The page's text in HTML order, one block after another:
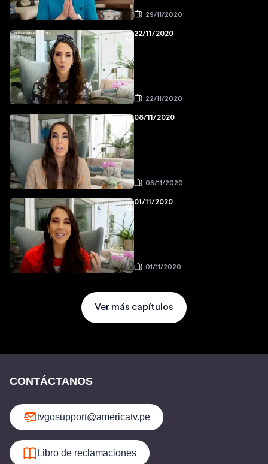
29/11/2020
22/11/2020
22/11/2020
08/11/2020
08/11/2020
01/11/2020
01/11/2020
Ver más capítulos
CONTÁCTANOS
tvgosupport@americatv.pe
Libro de reclamaciones